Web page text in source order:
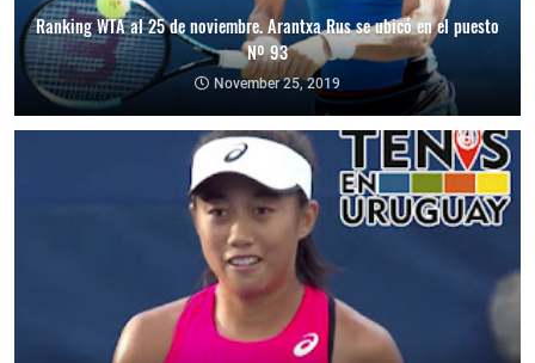
Ranking WTA al 25 de noviembre. Arantxa Rus se ubicó en el puesto
Nº 93
November 25, 2019